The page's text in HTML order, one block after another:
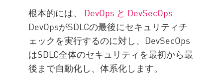
根本的には、 DevOps と DevSecOps
DevOpsがSDLCの最後にセキュリティチ
ェックを実行するのに対し、DevSecOps
はSDLC全体のセキュリティを最初から最
後まで自動化し、体系化します。